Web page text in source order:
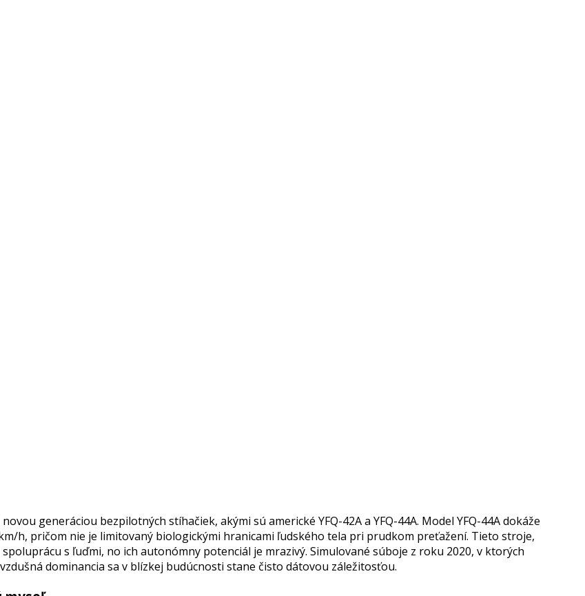
generáciou bezpilotných stíhačiek, akými sú americké YFQ-42A a YFQ-44A. Model YFQ-44A dokáže
h, pričom nie je limitovaný biologickými hranicami ľudského tela pri prudkom preťažení. Tieto stroje,
s ľuďmi, no ich autonómny potenciál je mrazivý. Simulované súboje z roku 2020, v ktorých
dominancia sa v blízkej budúcnosti stane čisto dátovou záležitosťou.